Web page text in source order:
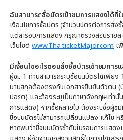
ฉันสามารถซื้อบัตรเข้าชมการแสดงได้กี่ใ
เงื่อนไขการซื้อบัตร (จำนวนบัตรต่อการสั่
แต่ละรอบการแสดง กรุณาตรวจสอบราย
เว็บไซต์www.ThaiticketMajor.com เ
มีเงื่อนไขอะไรตอนสั่งซื้อบัตรเข้าชมการ
ผู้ชม 1 ท่านสามารถระบุชื่อบนบัตรได้เพียง
นามสกุลต้องตรงกับเอกสารยืนยันตัวตน (
ปอร์ต) และต้องระบุเป็นภาษาอังกฤษเท่า
การแสดง) หากซื้อหลายใบ ต้องระบุชื่อผู้ช
ชื่อบนบัตรไม่สามารถเปลี่ยนแปลง แก้ไข ห
หากพบว่าชื่อบนบัตรซ้ำกันในรอบการแสดง